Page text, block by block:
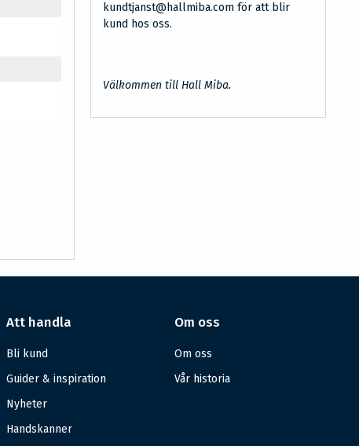
kundtjanst@hallmiba.com för att blir
kund hos oss.
Välkommen till Hall Miba.
Att handla
Bli kund
Guider & inspiration
Nyheter
Handskanner
Om oss
Om oss
Vår historia